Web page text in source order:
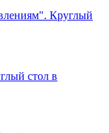
Круглый
стол в